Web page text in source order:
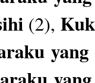
(2),
yang